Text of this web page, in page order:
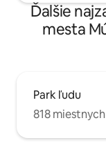
Ďalšie
mesta
Park ľudu
818